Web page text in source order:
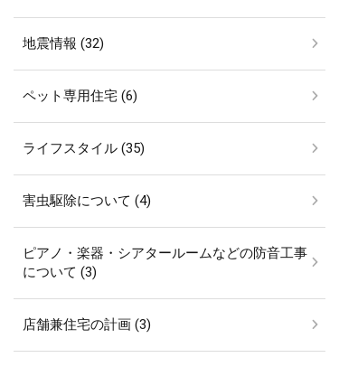
地震情報 (32)
ペット専用住宅 (6)
ライフスタイル (35)
害虫駆除について (4)
ピアノ・楽器・シアタールームなどの防音工事
について (3)
店舗兼住宅の計画 (3)